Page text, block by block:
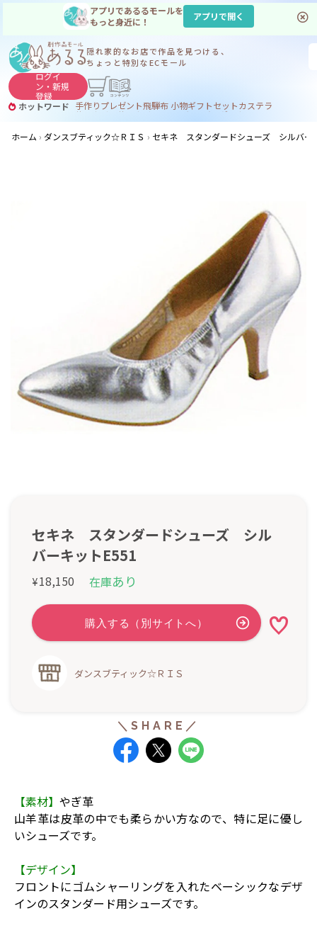
アプリであるるモールを
もっと身近に！
アプリで開く
隠れ家的なお店で作品を見つける、
ちょっと特別なECモール
ログイ
ン・新規
登録
ホットワード 手作りプレゼント飛騨布 小物ギフトセットカステラ
サヌカイト コーヒー
ジンギスカン
ホーム
ダンスブティック☆ＲＩＳ セキネ スタンダードシューズ シルバー
セキネ スタンダードシューズ シル
バーキットE551
¥18,150 在庫あり
ダンスブティック☆ＲＩＳ
【素材】 やぎ革
山羊革は皮革の中でも柔らかい方なので、特に足に優し
いシューズです。
【デザイン】
フロントにゴムシャーリングを入れたベーシックなデザ
インのスタンダード用シューズです。